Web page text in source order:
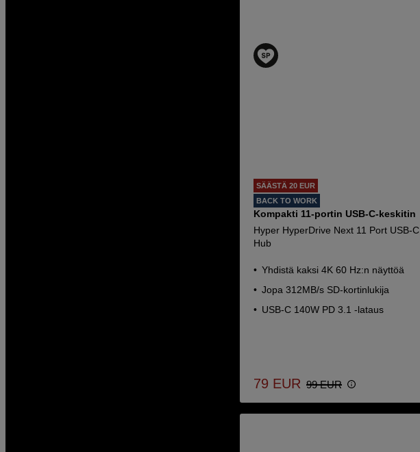
SÄÄSTÄ 20 EUR
BACK TO WORK
Kompakti 11-portin USB-C-keskitin
Hyper HyperDrive Next 11 Port USB-C
Hub
Yhdistä kaksi 4K 60 Hz:n näyttöä
Jopa 312MB/s SD-kortinlukija
USB-C 140W PD 3.1 -lataus
79 EUR 99 EUR